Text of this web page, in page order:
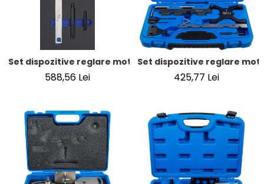
Set dispozitive reglare motor | pentru Volvo 5 cilindri 2,0
588,56 Lei
Set dispozitive reglare
425,77 Lei